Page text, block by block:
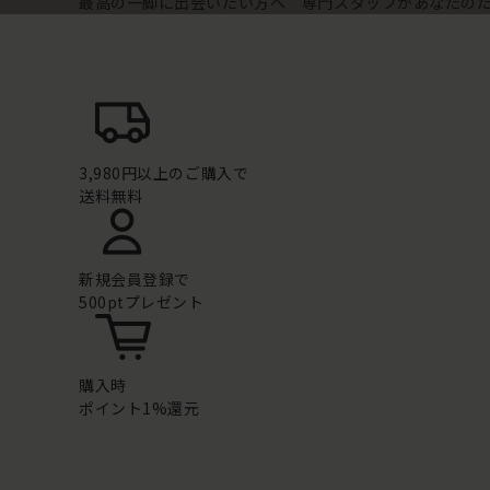
3,980円以上のご購入で
送料無料
新規会員登録で
500ptプレゼント
購入時
ポイント1%還元